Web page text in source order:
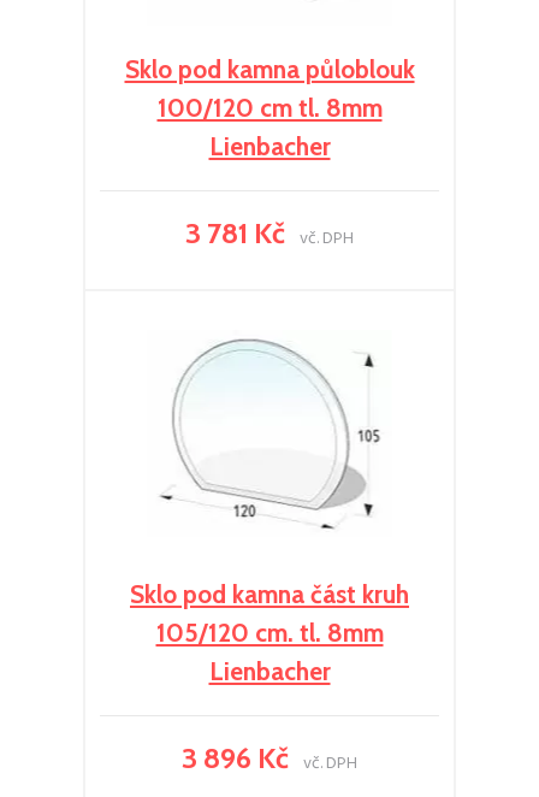
Sklo pod kamna půloblouk
100/120 cm tl. 8mm
Lienbacher
3 781 Kč vč. DPH
Sklo pod kamna část kruh
105/120 cm. tl. 8mm
Lienbacher
3 896 Kč vč. DPH